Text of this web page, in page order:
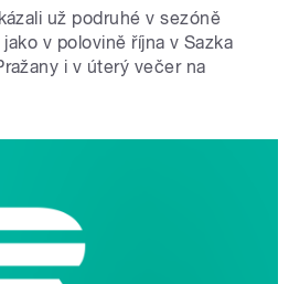
už podruhé v sezóně
v polovině října v Sazka
i v úterý večer na